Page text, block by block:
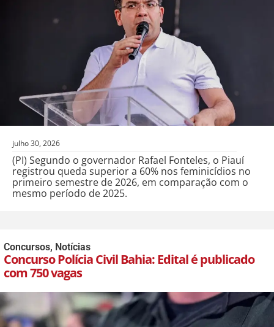
julho 30, 2026
(PI) Segundo o governador Rafael Fonteles, o Piauí
registrou queda superior a 60% nos feminicídios no
primeiro semestre de 2026, em comparação com o
mesmo período de 2025.
Concursos, Notícias
Concurso Polícia Civil Bahia: Edital é publicado
com 750 vagas